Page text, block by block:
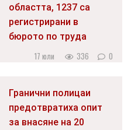
областта, 1237 са
регистрирани в
бюрото по труда
17 юли 336 0
Гранични полицаи
предотвратиха опит
за внасяне на 20